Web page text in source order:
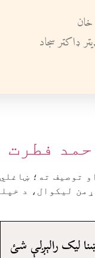
خان
ډاکټر سجاد
فطرت
توصيف ته؛
پۀ مشر وياړمن
ليک رالېږلې شئ